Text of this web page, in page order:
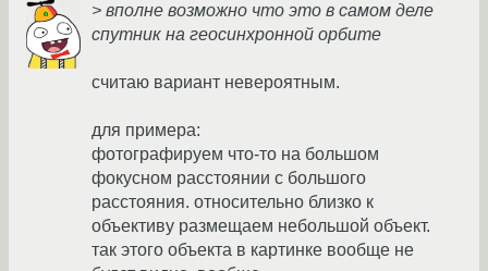
> вполне возможно что это в самом деле
спутник на геосинхронной орбите
считаю вариант невероятным.
для примера:
фотографируем что-то на большом
фокусном расстоянии с большого
расстояния. относительно близко к
объективу размещаем небольшой объект.
так этого объекта в картинке вообще не